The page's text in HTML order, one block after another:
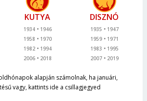
KUTYA
1934
1946
1958
1970
1982
1994
2006
2018
DISZNÓ
1935
1947
1959
1971
1983
1995
2007
2019
alapján számolnak, ha januári,
vagy, kattints ide a csillagjegyed